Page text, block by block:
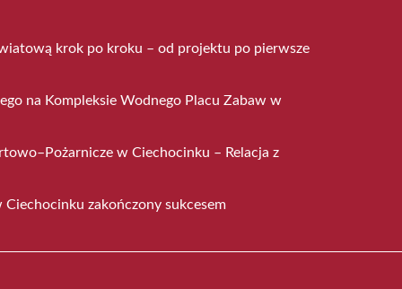
krok po kroku – od projektu po pierwsze
na Kompleksie Wodnego Placu Zabaw w
w Ciechocinku – Relacja z
Ciechocinku zakończony sukcesem